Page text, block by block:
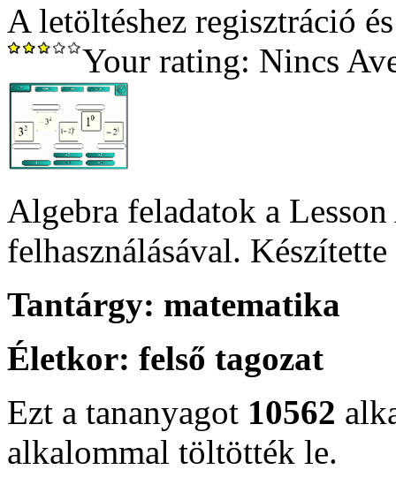
A letöltéshez regisztráció
Your rating: Nincs
Algebra feladatok a
felhasználásával.
Tantárgy: matematika
Életkor: felső tagozat
Ezt a tananyagot 10562
alkalommal töltötték le.